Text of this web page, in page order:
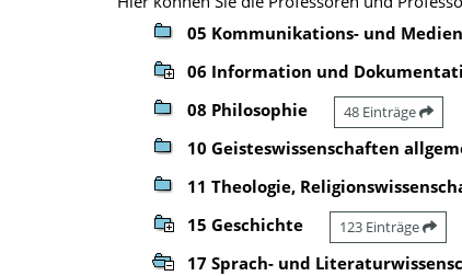
05 Kommunikations- und
06 Information und
08 Philosophie 48 Einträge
10 Geisteswissenschaften
11 Theologie,
15 Geschichte 123 Einträge
17 Sprach- und